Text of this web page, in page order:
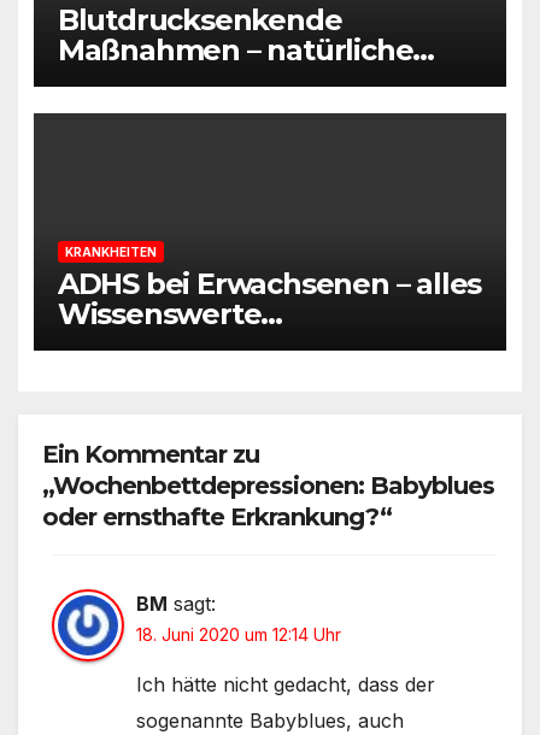
Blutdrucksenkende
Maßnahmen – natürliche
Wege, um Bluthochdruck zu
regulieren
KRANKHEITEN
ADHS bei Erwachsenen – alles
Wissenswerte
zusammengefasst
Ein Kommentar zu
„Wochenbettdepressionen: Babyblues
oder ernsthafte Erkrankung?“
BM sagt:
18. Juni 2020 um 12:14 Uhr
Ich hätte nicht gedacht, dass der
sogenannte Babyblues, auch